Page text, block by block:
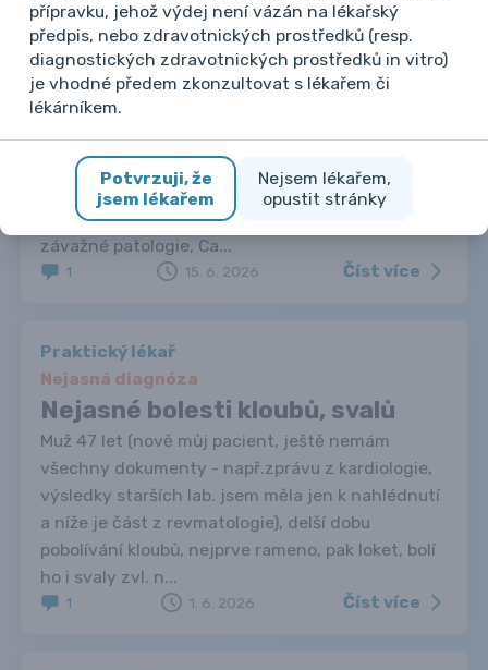
Praktický lékař
Nejasná diagnóza
Elevace ALP
Dobrý den, prosím o konzultaci: mladý pacient v
rámci ročník 2007, zdráv, disp. pouze pro
atopickou dermatitis, v rámci preventivní
prohlídky zachycena elevace ALP 3,03, v rámci
kontroly doplněn i osteáza, která vyšší, ELFO bez
závažné patologie, Ca...
1 15. 6. 2026 Číst více
Praktický lékař
Nejasná diagnóza
Nejasné bolesti kloubů, svalů
Muž 47 let (nově můj pacient, ještě nemám
všechny dokumenty - např.zprávu z kardiologie,
výsledky starších lab. jsem měla jen k nahlédnutí
a níže je část z revmatologie), delší dobu
pobolívání kloubů, nejprve rameno, pak loket, bolí
ho i svaly zvl. n...
1 1. 6. 2026 Číst více
přípravku, jehož výdej není vázán na lékařský
předpis, nebo zdravotnických prostředků (resp.
diagnostických zdravotnických prostředků in vitro)
je vhodné předem zkonzultovat s lékařem či
lékárníkem.
Potvrzuji, že
jsem lékařem
Nejsem lékařem,
opustit stránky